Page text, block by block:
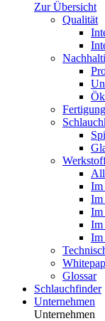
Zur Übersicht
Qualität
Im
Im
Im
Im
Im
Glossar
Schlauchfinder
Unternehmen
Unternehmen